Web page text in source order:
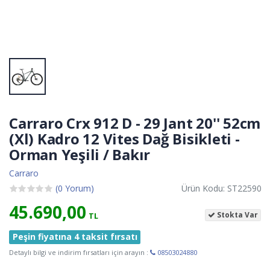
Carraro Crx 912 D - 29 Jant 20'' 52cm
(Xl) Kadro 12 Vites Dağ Bisikleti -
Orman Yeşili / Bakır
Carraro
(0 Yorum)
Ürün Kodu: ST22590
45.690,00 TL Stokta Var
Peşin fiyatına 4 taksit fırsatı
Detaylı bilgi ve indirim fırsatları için arayın : 08503024880